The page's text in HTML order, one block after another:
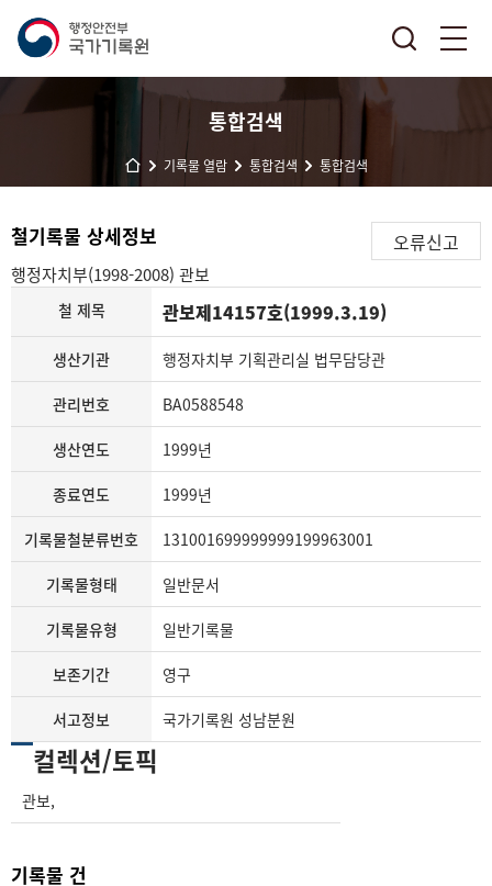
통합검색
기록물 열람 통합검색 통합검색
철기록물 상세정보 오류신고
행정자치부(1998-2008) 관보
철 제목 관보제14157호(1999.3.19)
생산기관 행정자치부 기획관리실 법무담당관
관리번호 BA0588548
생산연도 1999년
종료연도 1999년
기록물철분류번호 131001699999999199963001
기록물형태 일반문서
기록물유형 일반기록물
보존기간 영구
서고정보 국가기록원 성남분원
컬렉션/토픽
관보,
기록물 건